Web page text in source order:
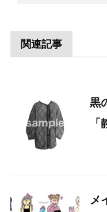
関連記事
黒
メ